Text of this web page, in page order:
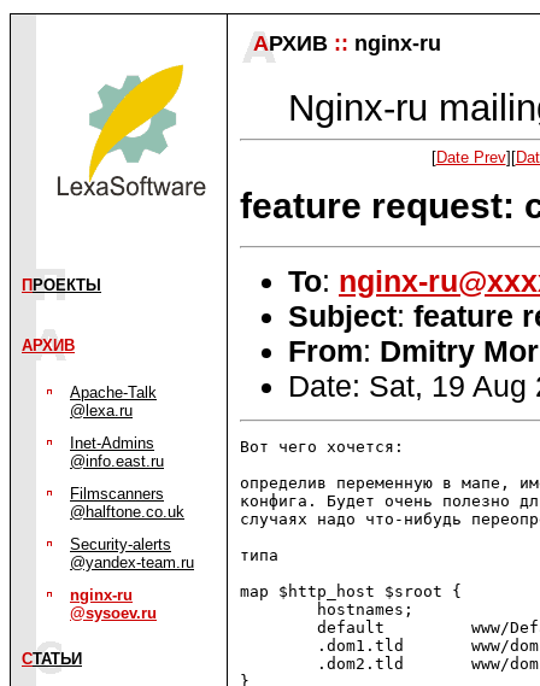
П РОЕКТЫ
АРХИВ
Apache-Talk
@lexa.ru
Inet-Admins
@info.east.ru
Filmscanners
@halftone.co.uk
Security-alerts
@yandex-team.ru
nginx-ru
@sysoev.ru
СТАТЬИ
АРХИВ :: nginx-ru
Nginx-ru
[Date Prev][
feature request:
To: nginx-
Subject: feature
From: Dmitry
Date: Sat, 19
Вот чего хочется:
определив переменную в мапе,
конфига. Будет очень полезно
случаях надо что-нибудь
типа
map $http_host $sroot {
        hostnames;
default         www/
.dom1.tld       www/
.dom2.tld       www/
}